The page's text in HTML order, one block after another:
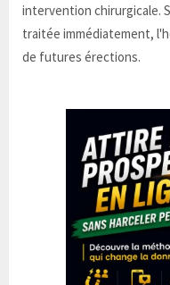
intervention chirurgicale.
traitée immédiatement,
de futures érections.